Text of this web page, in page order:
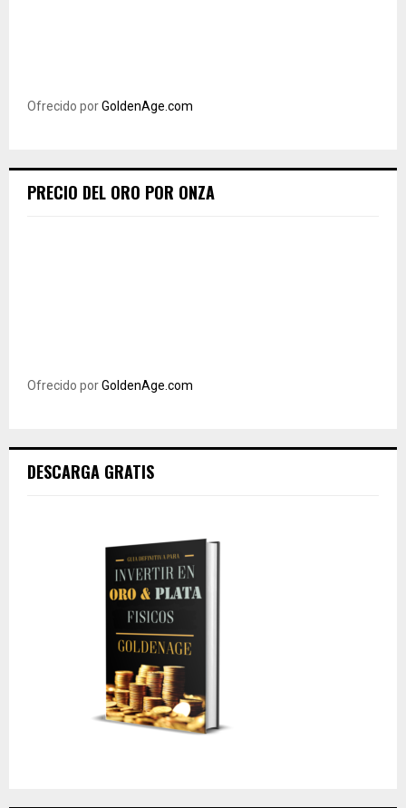
Ofrecido porGoldenAge.com
PRECIO DEL ORO POR ONZA
Ofrecido porGoldenAge.com
DESCARGA GRATIS